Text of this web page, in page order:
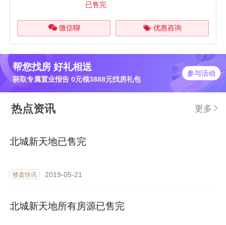
已售完
微信聊 优惠咨询
帮您找房 好礼相送
获取专属置业报告 0元领3888元找房礼包
参与活动
热点资讯 更多
北城新天地已售完
楼盘快讯 2019-05-21
北城新天地所有房源已售完